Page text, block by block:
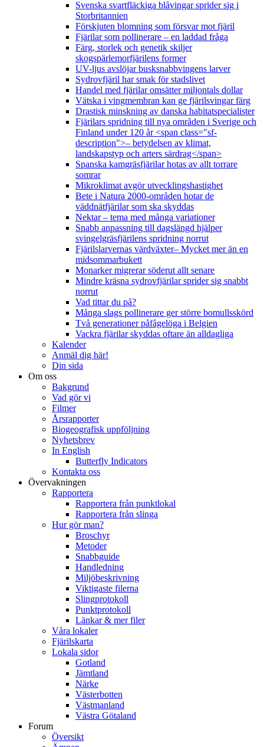
Svenska svartfläckiga blåvingar sprider sig i
Storbritannien
Förskjuten blomning som försvar mot fjäril
Fjärilar som pollinerare – en laddad fråga
Färg, storlek och genetik skiljer
skogspärlemorfjärilens former
UV-ljus avslöjar busksnabbvingens larver
Sydrovfjäril har smak för stadslivet
Handel med fjärilar omsätter miljontals dollar
Vätska i vingmembran kan ge fjärilsvingar färg
Drastisk minskning av danska habitatspecialister
Fjärilars spridning till nya områden i Sverige och
Finland under 120 år <span class="sf-
description">– betydelsen av klimat,
landskapstyp och arters särdrag</span>
Spanska kamgräsfjärilar hotas av allt torrare
somrar
Mikroklimat avgör utvecklingshastighet
Bete i Natura 2000-områden hotar de
väddnätfjärilar som ska skyddas
Nektar – tema med många variationer
Snabb anpassning till dagslängd hjälper
svingelgräsfjärilens spridning norrut
Fjärilslarvernas värdväxter– Mycket mer än en
midsommarbukett
Monarker migrerar söderut allt senare
Mindre kräsna sydrovfjärilar sprider sig snabbt
norrut
Vad tittar du på?
Många slags pollinerare ger större bomullsskörd
Två generationer påfågelöga i Belgien
Vackra fjärilar skyddas oftare än alldagliga
Kalender
Anmäl dig här!
Din sida
Om oss
Bakgrund
Vad gör vi
Filmer
Årsrapporter
Biogeografisk uppföljning
Nyhetsbrev
In English
Butterfly Indicators
Kontakta oss
Övervakningen
Rapportera
Rapportera från punktlokal
Rapportera från slinga
Hur gör man?
Broschyr
Metoder
Snabbguide
Handledning
Miljöbeskrivning
Viktigaste filerna
Slingprotokoll
Punktprotokoll
Länkar & mer filer
Våra lokaler
Fjärilskarta
Lokala sidor
Gotland
Jämtland
Närke
Västerbotten
Västmanland
Västra Götaland
Forum
Översikt